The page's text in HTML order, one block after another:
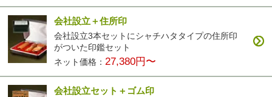
会社設立＋住所印
会社設立3本セットにシャチハタタイプの住所印
がついた印鑑セット
ネット価格： 27,380円〜
会社設立セット＋ゴム印